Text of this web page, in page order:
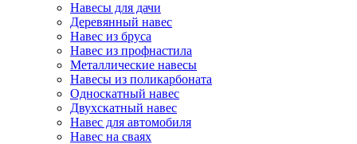
Навесы для дачи
Деревянный навес
Навес из бруса
Навес из профнастила
Металлические навесы
Навесы из поликарбоната
Односкатный навес
Двухскатный навес
Навес для автомобиля
Навес на сваях